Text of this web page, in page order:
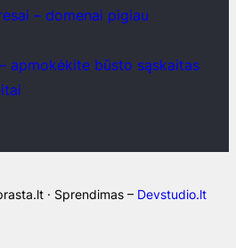
– domenai pigiau
apmokėkite būsto sąskaitas
· Sprendimas – Devstudio.lt